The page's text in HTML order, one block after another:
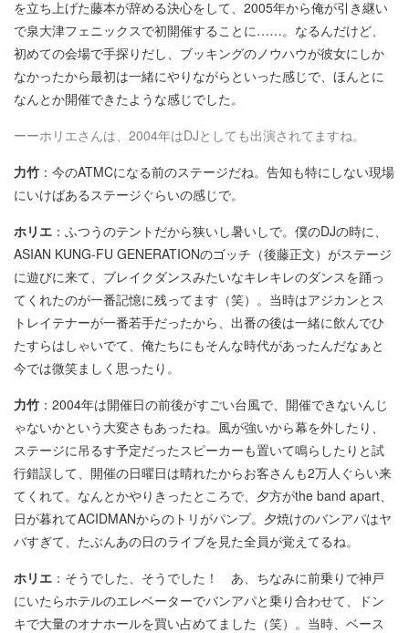
を立ち上げた藤本が辞める決心をして、2005年から俺が引き継い
で泉大津フェニックスで初開催することに……。なるんだけど、
初めての会場で手探りだし、ブッキングのノウハウが彼女にしか
なかったから最初は一緒にやりながらといった感じで、ほんとに
なんとか開催できたような感じでした。
ーーホリエさんは、2004年はDJとしても出演されてますね。
力竹 ：今のATMCになる前のステージだね。告知も特にしない現場
にいけばあるステージぐらいの感じで。
ホリエ ：ふつうのテントだから狭いし暑いしで。僕のDJの時に、
ASIAN KUNG-FU GENERATIONのゴッチ（後藤正文）がステージ
に遊びに来て、ブレイクダンスみたいなキレキレのダンスを踊っ
てくれたのが一番記憶に残ってます（笑）。当時はアジカンとス
トレイテナーが一番若手だったから、出番の後は一緒に飲んでひ
たすらはしゃいでて、俺たちにもそんな時代があったんだなぁと
今では微笑ましく思ったり。
力竹 ：2004年は開催日の前後がすごい台風で、開催できないんじ
ゃないかという大変さもあったね。風が強いから幕を外したり、
ステージに吊るす予定だったスピーカーも置いて鳴らしたりと試
行錯誤して、開催の日曜日は晴れたからお客さんも2万人ぐらい来
てくれて。なんとかやりきったところで、夕方がthe band apart、
日が暮れてACIDMANからのトリがパンプ。夕焼けのバンアパはヤ
バすぎて、たぶんあの日のライブを見た全員が覚えてるね。
ホリエ ：そうでした、そうでした！ あ、ちなみに前乗りで神戸
にいたらホテルのエレベーターでバンアパと乗り合わせて、ドン
キで大量のオナホールを買い占めてました（笑）。当時、ベース